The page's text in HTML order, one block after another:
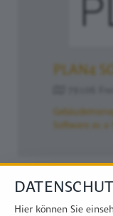
PLAN4
Software as a
Hier können Sie